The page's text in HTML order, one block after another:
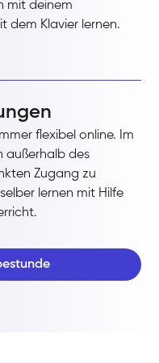
mit deinem
dem Klavier lernen.
flexibel online. Im
außerhalb des
Zugang zu
lernen mit Hilfe